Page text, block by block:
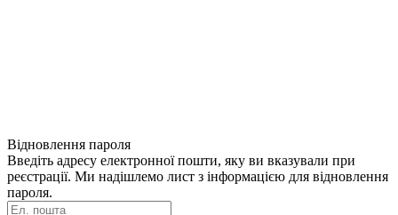
Відновлення пароля
Введіть адресу електронної пошти, яку ви вказували при
реєстрації. Ми надішлемо лист з інформацією для відновлення
пароля.